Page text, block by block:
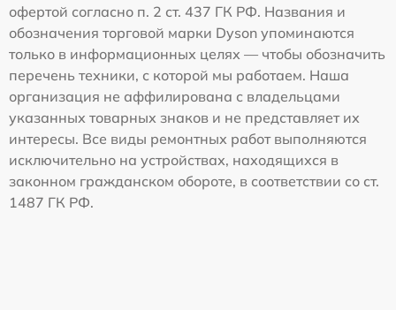
офертой согласно п. 2 ст. 437 ГК РФ. Названия и
обозначения торговой марки Dyson упоминаются
только в информационных целях — чтобы обозначить
перечень техники, с которой мы работаем. Наша
организация не аффилирована с владельцами
указанных товарных знаков и не представляет их
интересы. Все виды ремонтных работ выполняются
исключительно на устройствах, находящихся в
законном гражданском обороте, в соответствии со ст.
1487 ГК РФ.